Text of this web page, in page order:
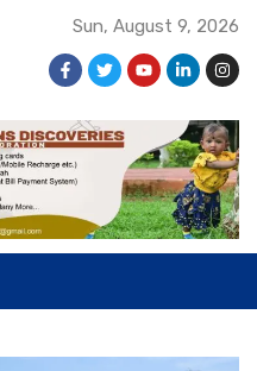
Sun, August 9, 2026